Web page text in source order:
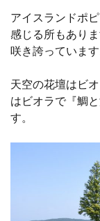
アイスランドポ
感じる所もあり
咲き誇っています
天空の花壇はビ
はビオラで『鯛
す。